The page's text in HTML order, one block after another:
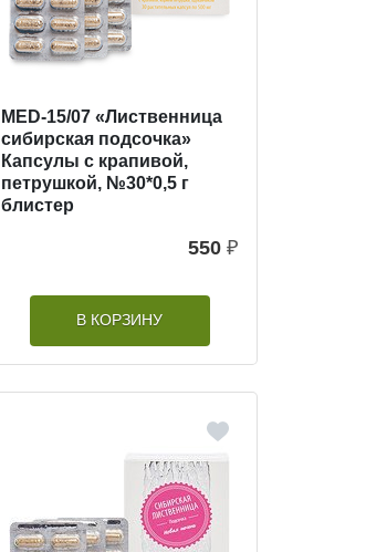
MED-15/07 «Лиственница
сибирская подсочка»
Капсулы с крапивой,
петрушкой, №30*0,5 г
блистер
550 ₽
В КОРЗИНУ